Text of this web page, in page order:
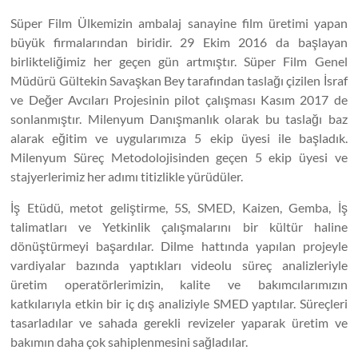
Süper Film Ülkemizin ambalaj sanayine film üretimi yapan
büyük firmalarından biridir. 29 Ekim 2016 da başlayan
birlikteliğimiz her geçen gün artmıştır. Süper Film Genel
Müdürü Gültekin Savaşkan Bey tarafından taslağı çizilen İsraf
ve Değer Avcıları Projesinin pilot çalışması Kasım 2017 de
sonlanmıştır. Milenyum Danışmanlık olarak bu taslağı baz
alarak eğitim ve uygularımıza 5 ekip üyesi ile başladık.
Milenyum Süreç Metodolojisinden geçen 5 ekip üyesi ve
stajyerlerimiz her adımı titizlikle yürüdüler.
İş Etüdü, metot geliştirme, 5S, SMED, Kaizen, Gemba, İş
talimatları ve Yetkinlik çalışmalarını bir kültür haline
dönüştürmeyi başardılar. Dilme hattında yapılan projeyle
vardiyalar bazında yaptıkları videolu süreç analizleriyle
üretim operatörlerimizin, kalite ve bakımcılarımızın
katkılarıyla etkin bir iç dış analiziyle SMED yaptılar. Süreçleri
tasarladılar ve sahada gerekli revizeler yaparak üretim ve
bakımın daha çok sahiplenmesini sağladılar.